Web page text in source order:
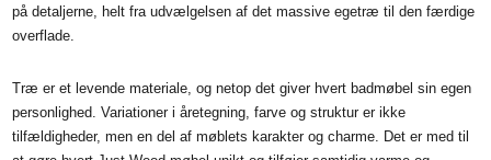
på detaljerne, helt fra udvælgelsen af det massive egetræ til den færdige
overflade.
Træ er et levende materiale, og netop det giver hvert badmøbel sin egen
personlighed. Variationer i åretegning, farve og struktur er ikke
tilfældigheder, men en del af møblets karakter og charme. Det er med til